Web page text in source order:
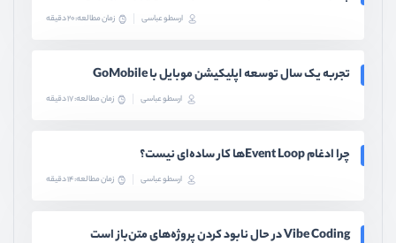
ارسطو عباسی زمان مطالعه: 20 دقیقه
تجربه یک سال توسعه اپلیکیشن موبایل با GoMobile
ارسطو عباسی زمان مطالعه: 17 دقیقه
چرا ادغام Event Loopها کار ساده‌ای نیست؟
ارسطو عباسی زمان مطالعه: 14 دقیقه
Vibe Coding در حال نابود کردن پروژه‌های متن‌باز است